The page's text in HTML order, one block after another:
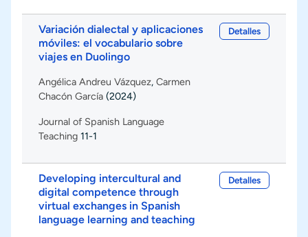
Variación dialectal y aplicaciones
móviles: el vocabulario sobre
viajes en Duolingo
Angélica Andreu Vázquez, Carmen
Chacón García (2024)
Journal of Spanish Language
Teaching 11-1
Detalles
Developing intercultural and
digital competence through
virtual exchanges in Spanish
language learning and teaching
Detalles